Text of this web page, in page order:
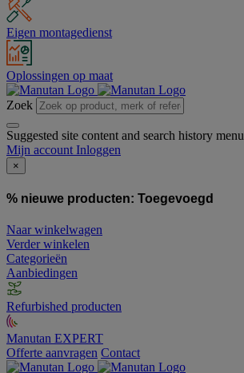
Eigen montagedienst
Oplossingen op maat
Zoek
Suggested site content and search history menu
Mijn account Inloggen
×
% nieuwe producten: Toegevoegd
Naar winkelwagen
Verder winkelen
Categorieën
Aanbiedingen
Refurbished producten
Manutan EXPERT
Offerte aanvragen Contact